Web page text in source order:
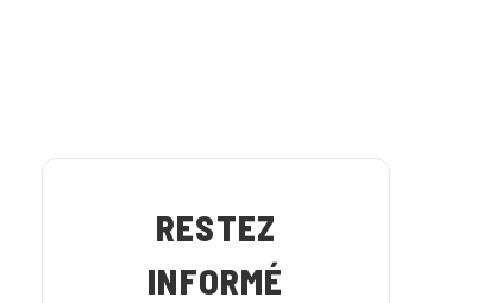
RESTEZ
INFORMÉ